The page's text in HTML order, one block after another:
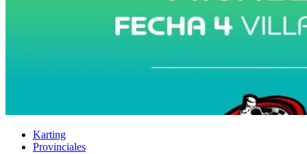
Karting
Provinciales